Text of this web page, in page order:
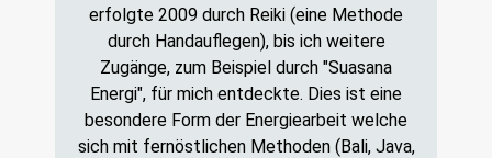
erfolgte 2009 durch Reiki (eine Methode
durch Handauflegen), bis ich weitere
Zugänge, zum Beispiel durch "Suasana
Energi", für mich entdeckte. Dies ist eine
besondere Form der Energiearbeit welche
sich mit fernöstlichen Methoden (Bali, Java,